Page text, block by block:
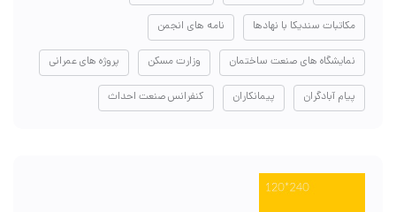
مکاتبات سندیکا با نهادها نامه های انجمن
نمایشگاه های صنعت ساختمان وزارت مسکن پروژه های عمرانی
پیام آبادگران پیمانکاران کنفرانس صنعت احداث